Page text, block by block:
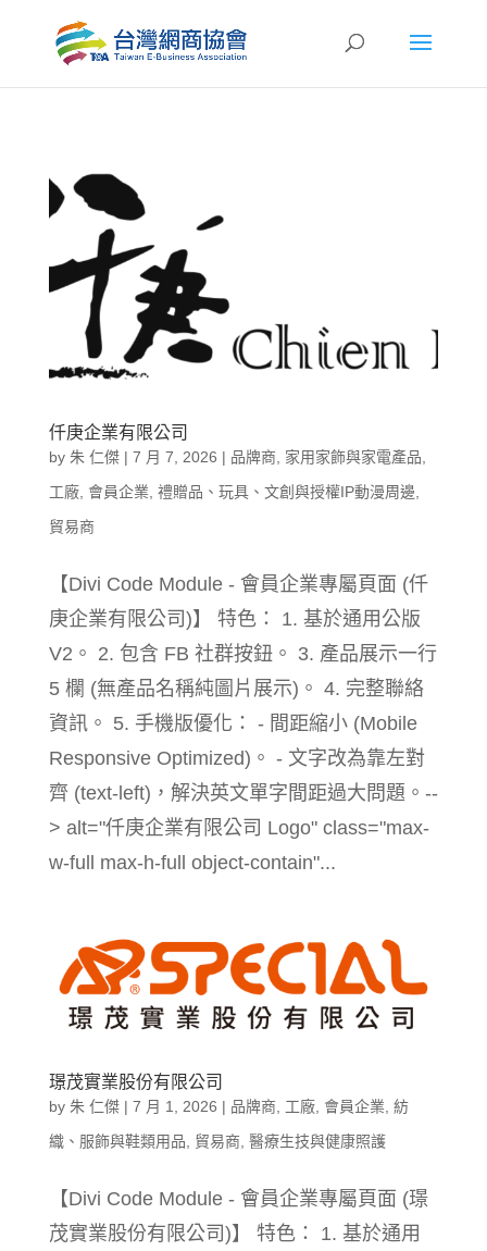
仟庚企業有限公司
by 朱 仁傑| 7 月 7, 2026 | 品牌商 家用家飾與家電產品
工廠, 會員企業 禮贈品、玩具、文創與授權IP動漫周邊
貿易商
【Divi Code Module - 會員企業專屬頁面 (仟
庚企業有限公司)】 特色： 1. 基於通用公版
V2。 2. 包含 FB 社群按鈕。 3. 產品展示一行
5 欄 (無產品名稱純圖片展示)。 4. 完整聯絡
資訊。 5. 手機版優化： - 間距縮小 (Mobile
Responsive Optimized)。 - 文字改為靠左對
齊 (text-left)，解決英文單字間距過大問題。--
> alt="仟庚企業有限公司 Logo" class="max-
w-full max-h-full object-contain"...
璟茂實業股份有限公司
by 朱 仁傑| 7 月 1, 2026 | 品牌商 工廠, 會員企業 紡
織、服飾與鞋類用品
貿易商 醫療生技與健康照護
【Divi Code Module - 會員企業專屬頁面 (璟
茂實業股份有限公司)】 特色： 1. 基於通用